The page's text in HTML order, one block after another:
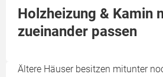
Holzheizung & Kamin
zueinander passen
Ältere Häuser besitzen mitunter